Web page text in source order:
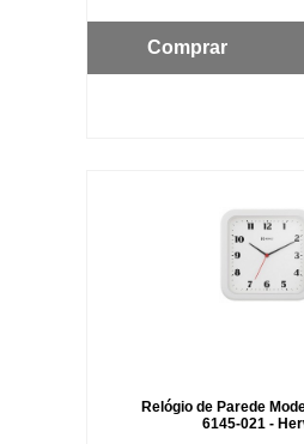
Comprar
Relógio de Parede
6145-021 -